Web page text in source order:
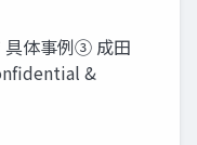
具体事例③ 成田
&